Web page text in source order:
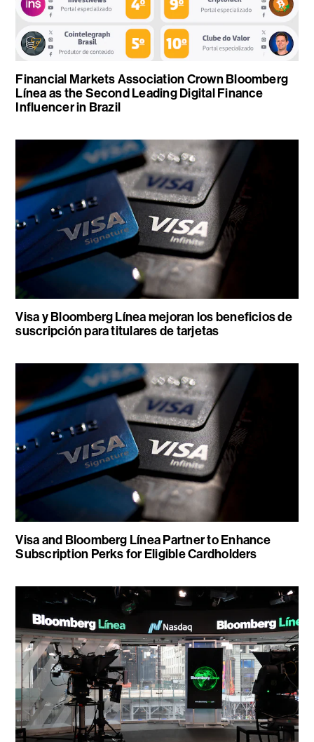
Financial Markets Association Crown Bloomberg
Línea as the Second Leading Digital Finance
Influencer in Brazil
Visa y Bloomberg Línea mejoran los beneficios de
suscripción para titulares de tarjetas
Visa and Bloomberg Línea Partner to Enhance
Subscription Perks for Eligible Cardholders